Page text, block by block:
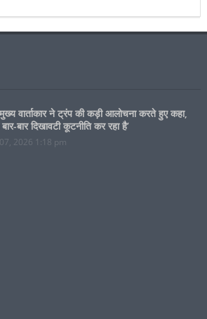
वार्ताकार ने ट्रंप की कड़ी आलोचना करते हुए कहा,
बार दिखावटी कूटनीति कर रहा है’
2026 1:18 pm